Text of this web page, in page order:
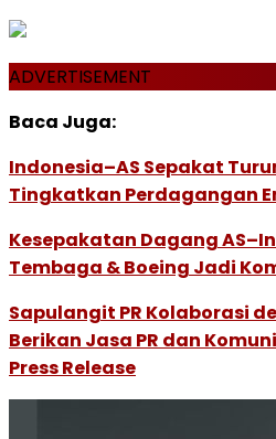
ADVERTISEMENT
Baca Juga:
Indonesia–AS Sepakat
Tingkatkan Perdagangan
Kesepakatan Dagang
Tembaga & Boeing Jadi
Sapulangit PR Kolaborasi
Berikan Jasa PR dan
Press Release